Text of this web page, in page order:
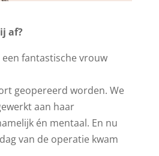
af?
fantastische vrouw
geopereerd worden. We
aan haar
én mentaal. En nu
van de operatie kwam